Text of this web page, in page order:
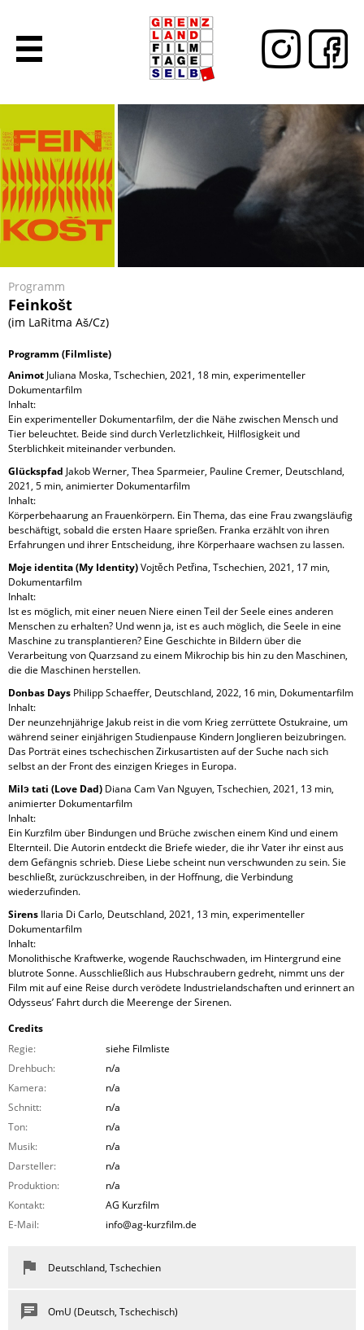
Programm
Feinkošt
(im LaRitma Aš/Cz)
Programm (Filmliste)
Animot Juliana Moska, Tschechien, 2021, 18 min, experimenteller
Dokumentarfilm
Inhalt:
Ein experimenteller Dokumentarfilm, der die Nähe zwischen Mensch und
Tier beleuchtet. Beide sind durch Verletzlichkeit, Hilflosigkeit und
Sterblichkeit miteinander verbunden.
Glückspfad Jakob Werner, Thea Sparmeier, Pauline Cremer, Deutschland,
2021, 5 min, animierter Dokumentarfilm
Inhalt:
Körperbehaarung an Frauenkörpern. Ein Thema, das eine Frau zwangsläufig
beschäftigt, sobald die ersten Haare sprießen. Franka erzählt von ihren
Erfahrungen und ihrer Entscheidung, ihre Körperhaare wachsen zu lassen.
Moje identita (My Identity)Vojtěch Petřina, Tschechien, 2021, 17 min,
Dokumentarfilm
Inhalt:
Ist es möglich, mit einer neuen Niere einen Teil der Seele eines anderen
Menschen zu erhalten? Und wenn ja, ist es auch möglich, die Seele in eine
Maschine zu transplantieren? Eine Geschichte in Bildern über die
Verarbeitung von Quarzsand zu einem Mikrochip bis hin zu den Maschinen,
die die Maschinen herstellen.
Donbas Days Philipp Schaeffer, Deutschland, 2022, 16 min, Dokumentarfilm
Inhalt:
Der neunzehnjährige Jakub reist in die vom Krieg zerrüttete Ostukraine, um
während seiner einjährigen Studienpause Kindern Jonglieren beizubringen.
Das Porträt eines tschechischen Zirkusartisten auf der Suche nach sich
selbst an der Front des einzigen Krieges in Europa.
Milэ tati (Love Dad) Diana Cam Van Nguyen, Tschechien, 2021, 13 min,
animierter Dokumentarfilm
Inhalt:
Ein Kurzfilm über Bindungen und Brüche zwischen einem Kind und einem
Elternteil. Die Autorin entdeckt die Briefe wieder, die ihr Vater ihr einst aus
dem Gefängnis schrieb. Diese Liebe scheint nun verschwunden zu sein. Sie
beschließt, zurückzuschreiben, in der Hoffnung, die Verbindung
wiederzufinden.
Sirens Ilaria Di Carlo, Deutschland, 2021, 13 min, experimenteller
Dokumentarfilm
Inhalt:
Monolithische Kraftwerke, wogende Rauchschwaden, im Hintergrund eine
blutrote Sonne. Ausschließlich aus Hubschraubern gedreht, nimmt uns der
Film mit auf eine Reise durch verödete Industrielandschaften und erinnert an
Odysseus’ Fahrt durch die Meerenge der Sirenen.
Credits
Regie:
siehe Filmliste
Drehbuch:
n/a
Kamera:
n/a
Schnitt:
n/a
Ton:
n/a
Musik:
n/a
Darsteller:
n/a
Produktion:
n/a
Kontakt:
AG Kurzfilm
E-Mail:
info@ag-kurzfilm.de
Deutschland, Tschechien
OmU (Deutsch, Tschechisch)